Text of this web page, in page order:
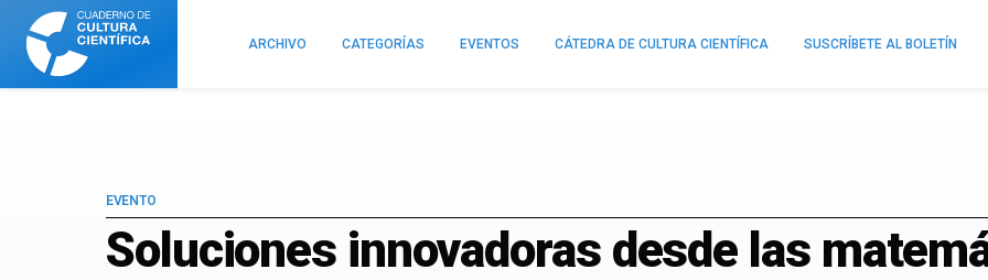
Cuaderno
Cultura
Científica
ARCHIVO CATEGORÍAS EVENTOS CÁTEDRA DE CULTURA CIENTÍFICA SUSCRÍBETE AL BOLETÍN
Soluciones innovadoras desde las
EVENTO